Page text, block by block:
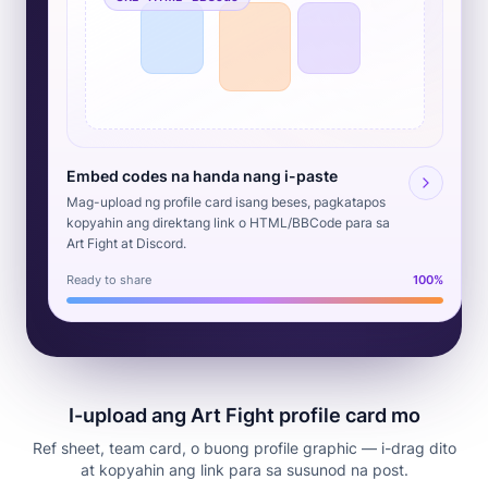
Embed codes na handa nang i-paste
Mag-upload ng profile card isang beses, pagkatapos
kopyahin ang direktang link o HTML/BBCode para sa
Art Fight at Discord.
Ready to share 100%
I-upload ang Art Fight profile card mo
Ref sheet, team card, o buong profile graphic — i-drag dito
at kopyahin ang link para sa susunod na post.